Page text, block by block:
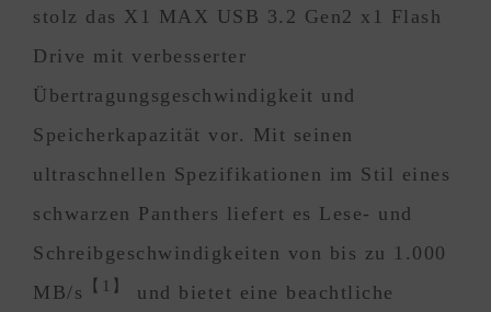
stolz das X1 MAX USB 3.2 Gen2 x1 Flash
Drive mit verbesserter
Übertragungsgeschwindigkeit und
Speicherkapazität vor. Mit seinen
ultraschnellen Spezifikationen im Stil eines
schwarzen Panthers liefert es Lese- und
Schreibgeschwindigkeiten von bis zu 1.000
MB/s
【1】
und bietet eine beachtliche